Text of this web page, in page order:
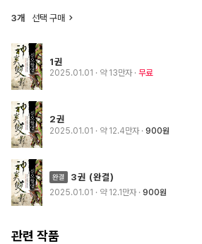
3개 선택 구매
1권
2025.01.01 · 약 13만자 무료
2권
2025.01.01 · 약 12.4만자 900원
3권 (완결)
2025.01.01 · 약 12.1만자 900원
관련 작품